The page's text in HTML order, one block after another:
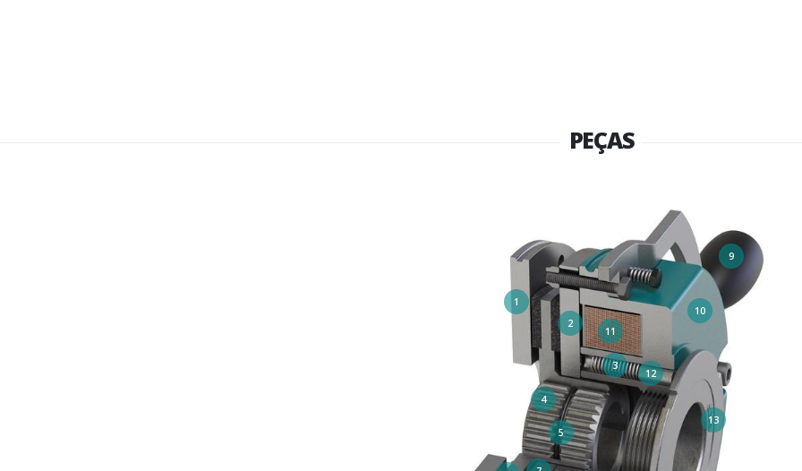
PEÇAS
1
2
3
4
5
9
10
11
12
13